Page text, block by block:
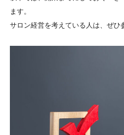
ます。
サロン経営を考えている人は、ぜひ